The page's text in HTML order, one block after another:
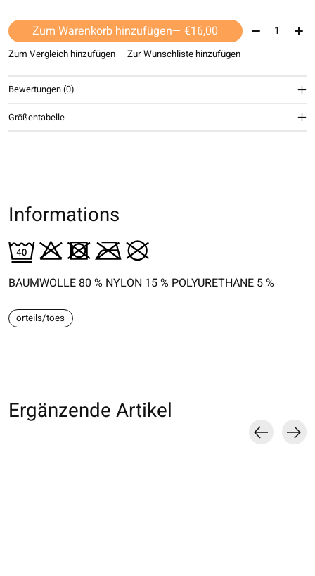
Zum Warenkorb hinzufügen — €16,00 Menge:
Zum Vergleich hinzufügen Zur Wunschliste hinzufügen
Bewertungen (0)
Größentabelle
Informations
BAUMWOLLE 80 % NYLON 15 % POLYURETHANE 5 %
orteils/toes
Ergänzende Artikel